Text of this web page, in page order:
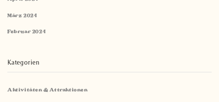
März 2024
Februar 2024
Kategorien
Aktivitäten & Attraktionen